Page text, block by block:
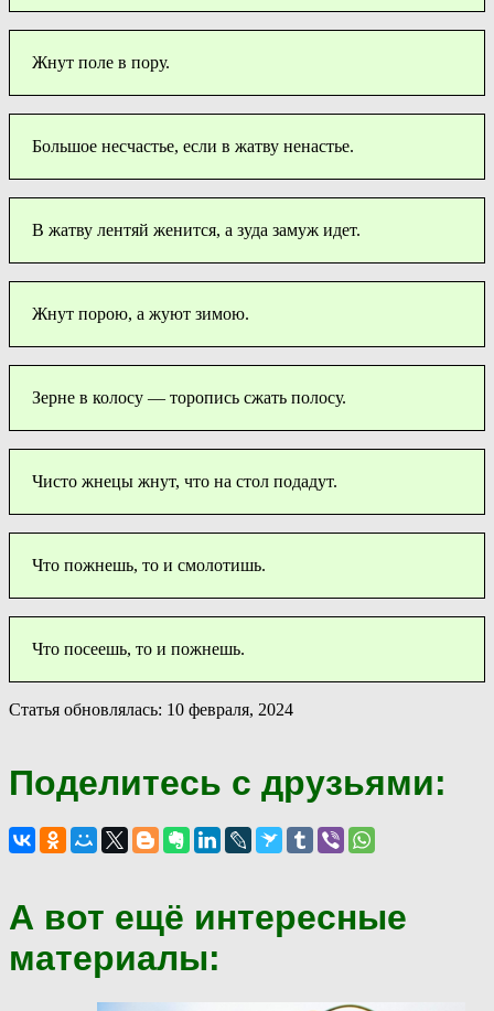
Жнут поле в пору.
Большое несчастье, если в жатву ненастье.
В жатву лентяй женится, а зуда замуж идет.
Жнут порою, а жуют зимою.
Зерне в колосу — торопись сжать полосу.
Чисто жнецы жнут, что на стол подадут.
Что пожнешь, то и смолотишь.
Что посеешь, то и пожнешь.
Статья обновлялась: 10 февраля, 2024
Поделитесь с друзьями:
А вот ещё интересные
материалы: